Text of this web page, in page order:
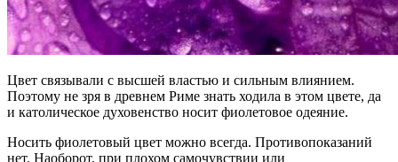
Цвет связывали с высшей властью и сильным влиянием.
Поэтому не зря в древнем Риме знать ходила в этом цвете, да
и католическое духовенство носит фиолетовое одеяние.
Носить фиолетовый цвет можно всегда. Противопоказаний
нет. Наоборот, при плохом самочувствии или